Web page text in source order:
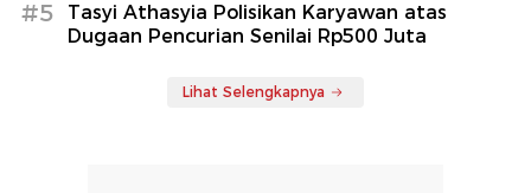
#5
Tasyi Athasyia Polisikan Karyawan atas
Dugaan Pencurian Senilai Rp500 Juta
Lihat Selengkapnya